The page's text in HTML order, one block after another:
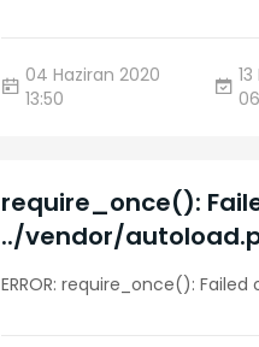
04 Haziran 2020
13:50
require_once():
../vendor/
ERROR: require_once():